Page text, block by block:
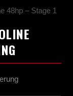
48hp – Stage 1